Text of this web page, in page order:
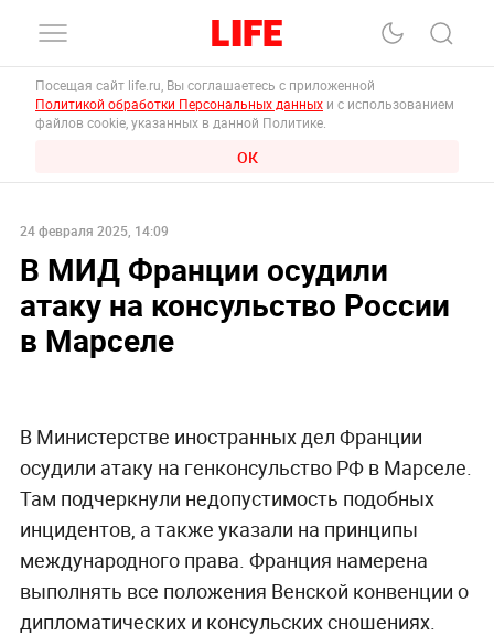
Посещая сайт life.ru, Вы соглашаетесь с приложенной
Политикой обработки Персональных данных и с использованием
файлов cookie, указанных в данной Политике.
ОК
24 февраля 2025, 14:09
В МИД Франции осудили
атаку на консульство России
в Марселе
В Министерстве иностранных дел Франции
осудили атаку на генконсульство РФ в Марселе.
Там подчеркнули недопустимость подобных
инцидентов, а также указали на принципы
международного права. Франция намерена
выполнять все положения Венской конвенции о
дипломатических и консульских сношениях.